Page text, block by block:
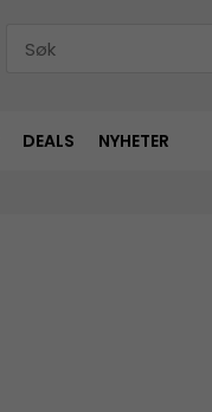
DEALS NYHETER